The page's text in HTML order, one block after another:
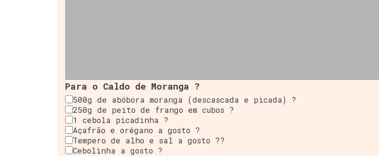
Para o Caldo de Moranga ?
500g de abóbora moranga (descascada e picada) ?
250g de peito de frango em cubos ?
1 cebola picadinha ?
Açafrão e orégano a gosto ?
Tempero de alho e sal a gosto ??
Cebolinha a gosto ?